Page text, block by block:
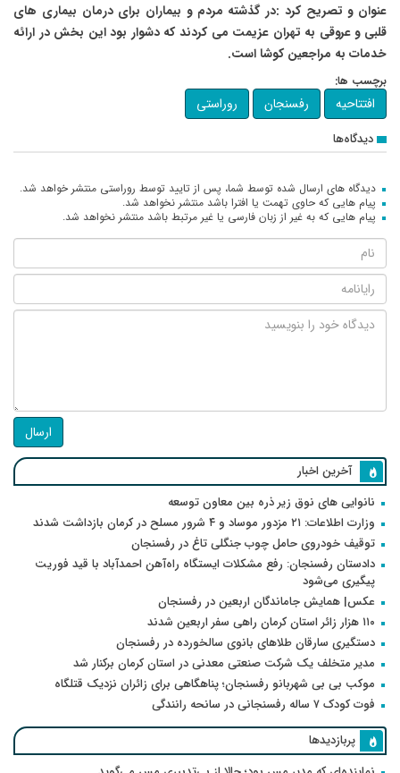
عنوان و تصریح کرد :در گذشته مردم و بیماران برای درمان بیماری های
قلبی و عروقی به تهران عزیمت می کردند که دشوار بود این بخش در ارائه
خدمات به مراجعین کوشا است.
برچسب ها:
افتتاحیه رفسنجان روراستی
دیدگاه‌ها
دیدگاه های ارسال شده توسط شما، پس از تایید توسط روراستی منتشر خواهد شد.
پیام هایی که حاوی تهمت یا افترا باشد منتشر نخواهد شد.
پیام هایی که به غیر از زبان فارسی یا غیر مرتبط باشد منتشر نخواهد شد.
ارسال
آخرین اخبار
نانوایی های نوق زیر ذره بین معاون توسعه
وزارت اطلاعات: ۲۱ مزدور موساد و ۴ شرور مسلح در کرمان بازداشت شدند
توقیف خودروی حامل چوب جنگلی تاغ در رفسنجان
دادستان رفسنجان: رفع مشکلات ایستگاه راه‌آهن احمدآباد با قید فوریت
پیگیری می‌شود
عکس| همایش جاماندگان اربعین در رفسنجان
۱۱۰ هزار زائر استان کرمان راهی سفر اربعین شدند
دستگیری سارقان طلاهای بانوی سالخورده در رفسنجان
مدیر متخلف یک شرکت صنعتی معدنی در استان کرمان برکنار شد
موکب بی بی شهربانو رفسنجان؛ پناهگاهی برای زائران نزدیک قتلگاه
فوت کودک ۷ ساله رفسنجانی در سانحه رانندگی
پربازدیدها